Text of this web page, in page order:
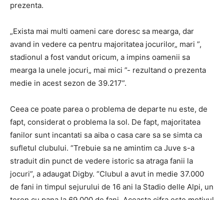
prezenta.
„Exista mai multi oameni care doresc sa mearga, dar
avand in vedere ca pentru majoritatea jocurilor„ mari ”,
stadionul a fost vandut oricum, a impins oamenii sa
mearga la unele jocuri„ mai mici ”- rezultand o prezenta
medie in acest sezon de 39.217”.
Ceea ce poate parea o problema de departe nu este, de
fapt, considerat o problema la sol. De fapt, majoritatea
fanilor sunt incantati sa aiba o casa care sa se simta ca
sufletul clubului. “Trebuie sa ne amintim ca Juve s-a
straduit din punct de vedere istoric sa atraga fanii la
jocuri”, a adaugat Digby. “Clubul a avut in medie 37.000
de fani in timpul sejurului de 16 ani la Stadio delle Alpi, un